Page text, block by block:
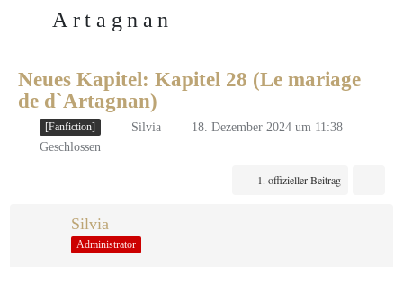
Artagnan
Neues von Artagnan.de
Neues Kapitel: Kapitel 28 (Le mariage
de d`Artagnan)
[Fanfiction] Silvia
18. Dezember 2024 um 11:38
Geschlossen
1. offizieller Beitrag
Silvia
Administrator